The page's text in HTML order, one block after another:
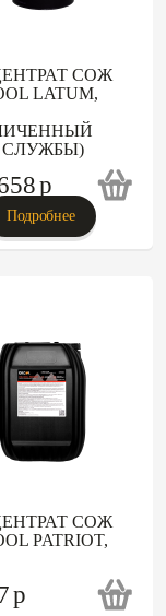
СОЖ
LATUM,
СЛУЖБЫ)
p
Подробнее
СОЖ
PATRIOT,
p